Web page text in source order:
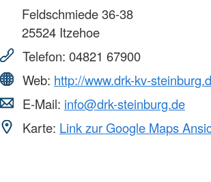
Feldschmiede 36-38
25524 Itzehoe
Telefon: 04821 67900
Web: http://www.drk-kv-
E-Mail: info@drk-steinburg.de
Karte: Link zur Google Maps